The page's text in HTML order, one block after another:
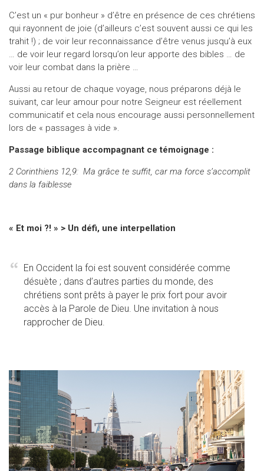
C’est un « pur bonheur » d’être en présence de ces chrétiens
qui rayonnent de joie (d’ailleurs c’est souvent aussi ce qui les
trahit !) ; de voir leur reconnaissance d’être venus jusqu’à eux
… de voir leur regard lorsqu’on leur apporte des bibles … de
voir leur combat dans la prière …
Aussi au retour de chaque voyage, nous préparons déjà le
suivant, car leur amour pour notre Seigneur est réellement
communicatif et cela nous encourage aussi personnellement
lors de « passages à vide ».
Passage biblique accompagnant ce témoignage :
2 Corinthiens 12,9: Ma grâce te suffit, car ma force s’accomplit
dans la faiblesse
« Et moi ?! » > Un défi, une interpellation
En Occident la foi est souvent considérée comme
désuète ; dans d’autres parties du monde, des
chrétiens sont prêts à payer le prix fort pour avoir
accès à la Parole de Dieu. Une invitation à nous
rapprocher de Dieu.